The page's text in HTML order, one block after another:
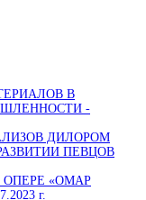
В
-
ДИЛОРОМ
ПЕВЦОВ
ОПЕРЕ «ОМАР
г.